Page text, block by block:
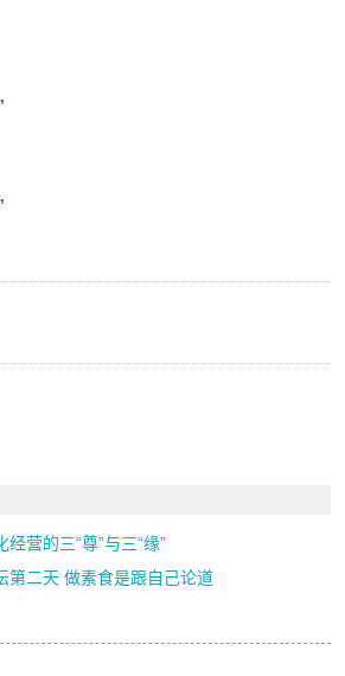
营的三“尊”与三“缘”
第二天 做素食是跟自己论道